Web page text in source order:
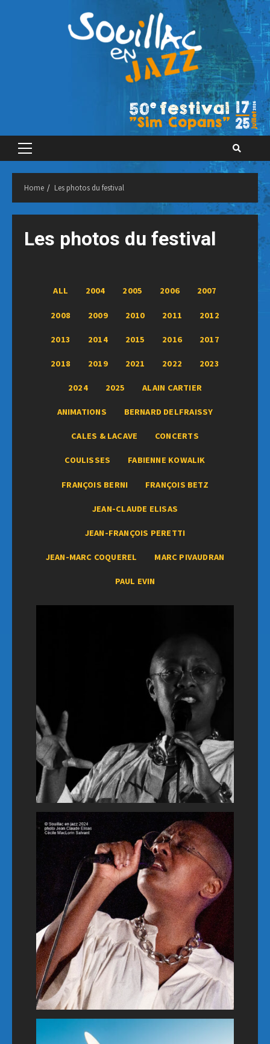
Primary
Home Les photos du festival
Les photos du festival
ALL 2004 2005 2006 2007
2008 2009 2010 2011 2012
2013 2014 2015 2016 2017
2018 2019 2021 2022 2023
2024 2025 ALAIN CARTIER
ANIMATIONS BERNARD DELFRAISSY
CALES & LACAVE CONCERTS
COULISSES FABIENNE KOWALIK
FRANÇOIS BERNI FRANÇOIS BETZ
JEAN-CLAUDE ELISAS
JEAN-FRANÇOIS PERETTI
JEAN-MARC COQUEREL MARC PIVAUDRAN
PAUL EVIN